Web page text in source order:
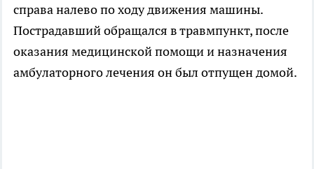
справа налево по ходу движения машины.
Пострадавший обращался в травмпункт, после
оказания медицинской помощи и назначения
амбулаторного лечения он был отпущен домой.